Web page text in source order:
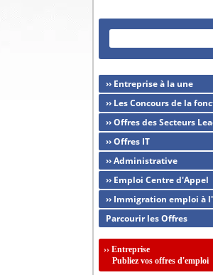
›› Entreprise à la une
›› Les Concours de la
›› Offres des Secteurs
›› Offres IT
›› Administrative
›› Emploi Centre d'Appel
›› Immigration emploi à
Parcourir les Offres
›› Entreprise
Publiez vos offres d'emploi